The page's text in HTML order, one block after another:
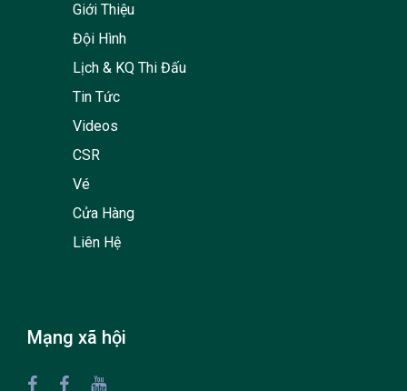
Giới Thiệu
Đội Hình
Lịch & KQ Thi Đấu
Tin Tức
Videos
CSR
Vé
Cửa Hàng
Liên Hệ
Mạng xã hội